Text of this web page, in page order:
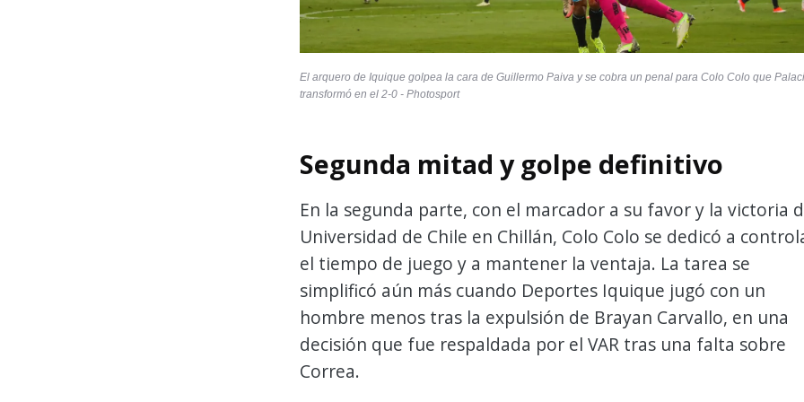
El arquero de Iquique golpea la cara de Guillermo Paiva y se cobra un penal para Colo Colo que
transformó en el 2-0 - Photosport
Segunda mitad y golpe definitivo
En la segunda parte, con el marcador a su favor y la victoria
Universidad de Chile en Chillán, Colo Colo se dedicó a
el tiempo de juego y a mantener la ventaja. La tarea se
simplificó aún más cuando Deportes Iquique jugó con un
hombre menos tras la expulsión de Brayan Carvallo, en una
decisión que fue respaldada por el VAR tras una falta sobre
Correa.